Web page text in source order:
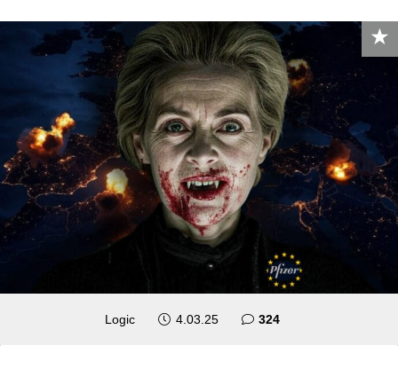
Logic 4.03.25 324komentara